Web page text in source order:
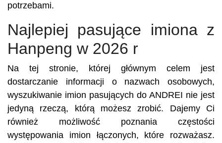
potrzebami.
Najlepiej pasujące imiona z
Hanpeng w 2026 r
Na tej stronie, której głównym celem jest
dostarczanie informacji o nazwach osobowych,
wyszukiwanie imion pasujących do ANDREI nie jest
jedyną rzeczą, którą możesz zrobić. Dajemy Ci
również możliwość poznania częstości
występowania imion łączonych, które rozważasz.